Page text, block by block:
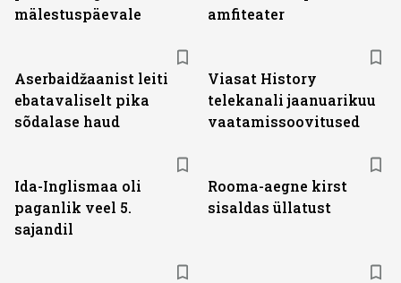
mälestuspäevale
amfiteater
Aserbaidžaanist leiti
ebatavaliselt pika
sõdalase haud
Viasat History
telekanali jaanuarikuu
vaatamissoovitused
Ida-Inglismaa oli
paganlik veel 5.
sajandil
Rooma-aegne kirst
sisaldas üllatust